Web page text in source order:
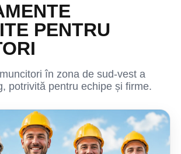
PENTRU
în zona de sud-vest a
potrivită pentru echipe și firme.